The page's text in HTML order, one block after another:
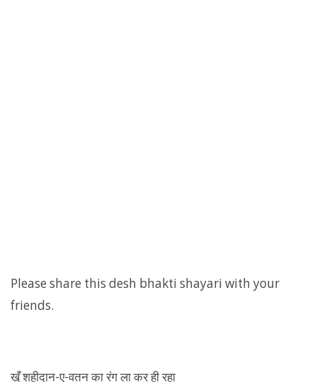
Please share this desh bhakti shayari with your
friends.
ख़ूँ शहीदान-ए-वतन का रंग ला कर ही रहा